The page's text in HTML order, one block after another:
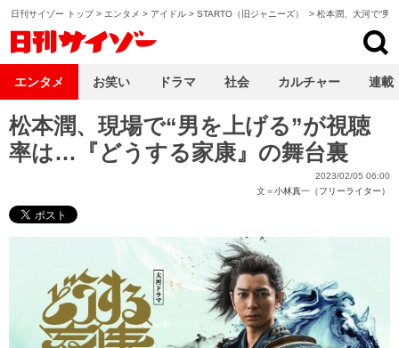
日刊サイゾー トップ> エンタメ > アイドル > STARTO（旧ジャニーズ） > 松本潤、大河で“男
松本潤、現場で“男を上げる”が視聴
率は…『どうする家康』の舞台裏
2023/02/05 06:00
文＝小林真一（フリーライター）
エンタメ お笑い ドラマ 社会 カルチャー 連載